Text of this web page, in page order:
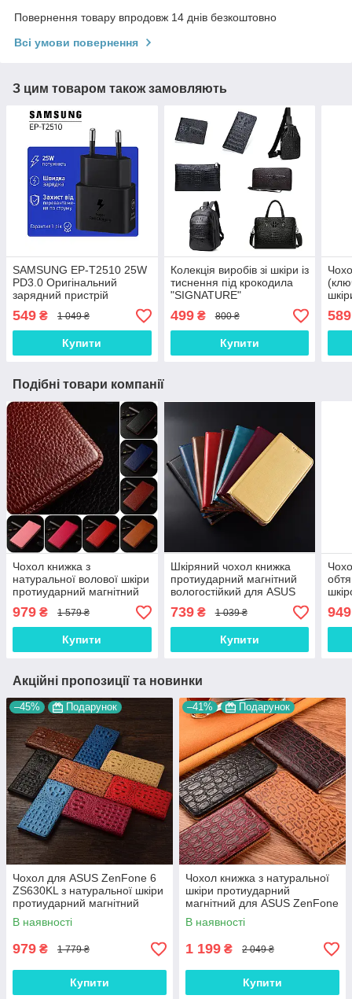
Повернення товару впродовж 14 днів безкоштовно
Всі умови повернення
З цим товаром також замовляють
SAMSUNG EP-T2510 25W
PD3.0 Оригінальний
зарядний пристрій
(зарядка зарядне)
549 ₴ 1 049 ₴
Купити
Колекція виробів зі шкіри із
тиснення під крокодила
"SIGNATURE"
499₴ 800 ₴
Купити
589
Подібні товари компанії
Чохол книжка з
натуральної волової шкіри
протиударний магнітний
ZS630KL "BULL"
979 ₴ 1 579 ₴
Купити
Шкіряний чохол книжка
протиударний магнітний
вологостійкий для ASUS
"VERSANO"
739₴ 1 039 ₴
Купити
949
Акційні пропозиції та новинки
–45% Подарунок
Чохол для ASUS ZenFone 6
ZS630KL з натуральної шкіри
протиударний магнітний
книжка з підставкою
"CROCOHEAD"
В наявності
979 ₴ 1 779 ₴
Купити
–41% Подарунок
Чохол книжка з натуральної
шкіри протиударний
магнітний для ASUS ZenFone
6 ZS630KL "JACOSA"
В наявності
1 199 ₴ 2 049 ₴
Купити